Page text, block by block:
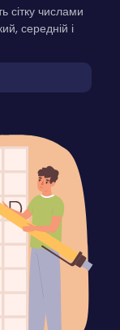
сітку числами
середній і